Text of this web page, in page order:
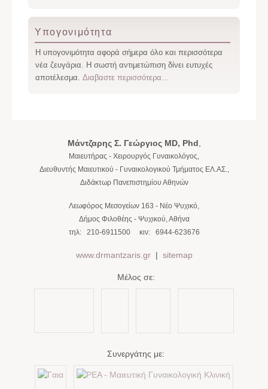
Υπογονιμότητα
Η υπογονιμότητα αφορά σήμερα όλο και περισσότερα
νέα ζευγάρια. Η σωστή αντιμετώπιση δίνει ευτυχές
αποτέλεσμα.Διαβαστε περισσότερα...
Μάντζαρης Σ. ΓεώργιοςMD, Phd
Μαιευτήρας - Χειρουργός Γυναικολόγος,
Διευθυντής Μαιευτικού - Γυναικολογικού Τμήματος ΕΛ.ΑΣ.,
Διδάκτωρ Πανεπιστημίου Αθηνών
Λεωφόρος Μεσογείων 163 - Νέο Ψυχικό,
Δήμος Φιλοθέης - Ψυχικού,Αθήνα
τηλ: 210-6911500κιν: 6944-623676
www.drmantzaris.gr| sitemap
Μέλος σε:
Συνεργάτης με: